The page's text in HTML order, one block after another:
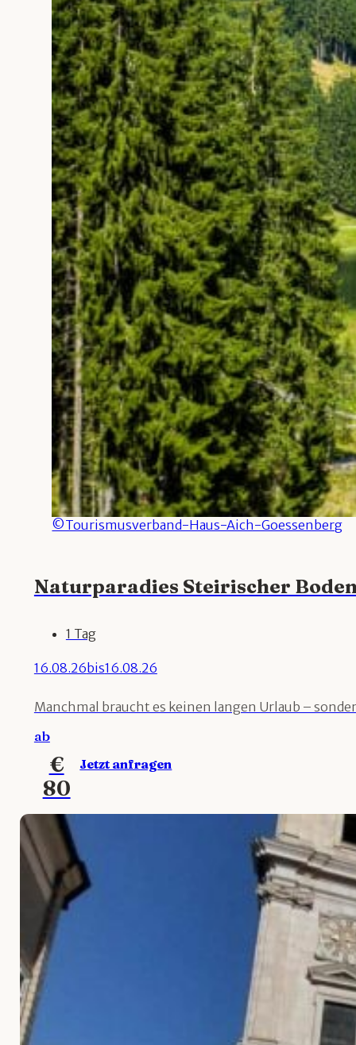
©Tourismusverband-Haus-Aich-Goessenberg
Naturparadies Steirischer
1 Tag
16.08.26bis16.08.26
Manchmal braucht es keinen langen Urlaub –
ab
€
80
Jetzt anfragen